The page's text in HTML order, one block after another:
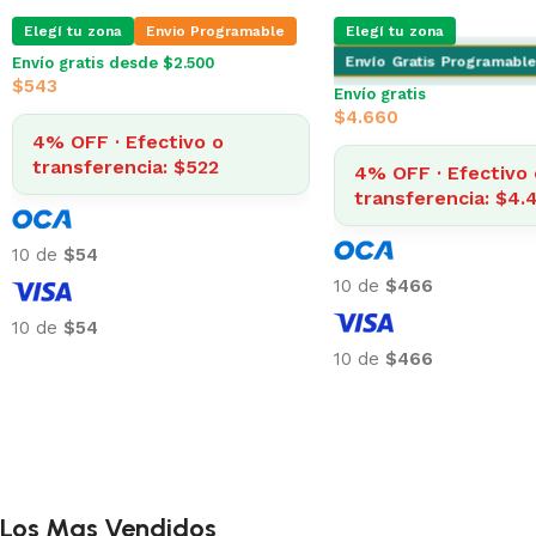
Elegí tu zona Envio Programable
Envío gratis desde $2.500
$543
4% OFF · Efectivo o
transferencia: $522
10 de $54
10 de $54
Elegí tu zona
Envío Gratis Programable
Envío gratis
$4.660
4% OFF · Efectivo
transferencia:
10 de $466
10 de $466
Los Mas Vendidos